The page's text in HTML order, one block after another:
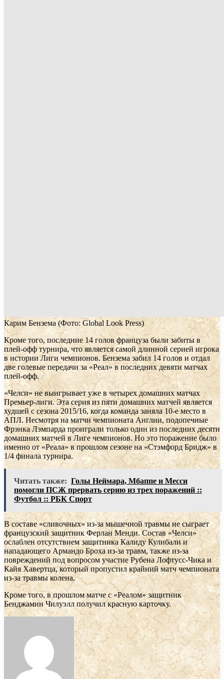
Карим Бензема (Фото: Global Look Press)
Кроме того, последние 14 голов француза были забиты в
плей-офф турнира, что является самой длинной серией игрока
в истории Лиги чемпионов. Бензема забил 14 голов и отдал
две голевые передачи за «Реал» в последних девяти матчах
плей-офф.
«Челси» не выигрывает уже в четырех домашних матчах
Премьер-лиги. Эта серия из пяти домашних матчей является
худшей с сезона 2015/16, когда команда заняла 10-е место в
АПЛ. Несмотря на матчи чемпионата Англии, подопечные
Фрэнка Лэмпарда проиграли только один из последних десяти
домашних матчей в Лиге чемпионов. Но это поражение было
именно от «Реала» в прошлом сезоне на «Стэмфорд Бридж» в
1/4 финала турнира.
Читать также: Голы Неймара, Мбаппе и Месси
помогли ПСЖ прервать серию из трех поражений ::
Футбол :: РБК Спорт
В составе «сливочных» из-за мышечной травмы не сыграет
французский защитник Ферлан Менди. Состав «Челси»
ослаблен отсутствием защитника Калиду Кулибали и
нападающего Армандо Броха из-за травм, также из-за
повреждений под вопросом участие Рубена Лофтусс-Чика и
Кайя Хавертца, который пропустил крайний матч чемпионата
из-за травмы колена.
Кроме того, в прошлом матче с «Реалом» защитник
Бенджамин Чилуэлл получил красную карточку.